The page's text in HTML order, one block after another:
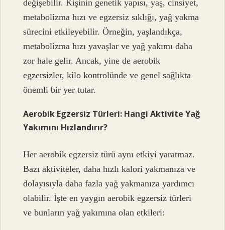
değişebilir. Kişinin genetik yapısı, yaş, cinsiyet,
metabolizma hızı ve egzersiz sıklığı, yağ yakma
sürecini etkileyebilir. Örneğin, yaşlandıkça,
metabolizma hızı yavaşlar ve yağ yakımı daha
zor hale gelir. Ancak, yine de aerobik
egzersizler, kilo kontrolünde ve genel sağlıkta
önemli bir yer tutar.
Aerobik Egzersiz Türleri: Hangi Aktivite Yağ
Yakımını Hızlandırır?
Her aerobik egzersiz türü aynı etkiyi yaratmaz.
Bazı aktiviteler, daha hızlı kalori yakmanıza ve
dolayısıyla daha fazla yağ yakmanıza yardımcı
olabilir. İşte en yaygın aerobik egzersiz türleri
ve bunların yağ yakımına olan etkileri: